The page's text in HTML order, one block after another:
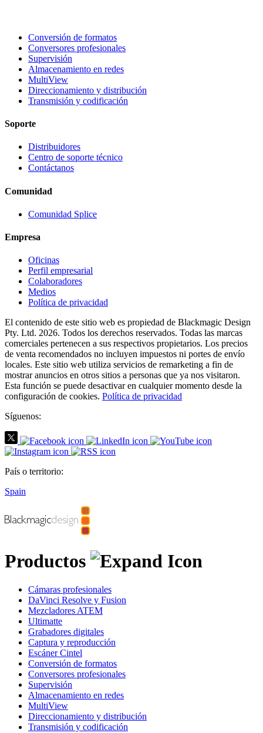
Conversión de formatos
Conversores profesionales
Supervisión
Almacenamiento en redes
MultiView
Direccionamiento y distribución
Transmisión y codificación
Soporte
Distribuidores
Centro de soporte técnico
Contáctanos
Comunidad
Comunidad Splice
Empresa
Oficinas
Perfil empresarial
Colaboradores
Medios
Política de privacidad
El contenido de este sitio web es propiedad de Blackmagic Design
Pty. Ltd. 2026. Todos los derechos reservados. Todas las marcas
comerciales pertenecen a sus respectivos propietarios. Los precios
de venta recomendados no incluyen impuestos ni portes de envío
locales. Este sitio web utiliza servicios de remarketing a fin de
mostrar anuncios en otros sitios a personas que ya nos visitaron.
Esta función se puede desactivar en cualquier momento desde la
configuración de cookies. Política de privacidad
Síguenos:
País o territorio:
Spain
Productos
Cámaras profesionales
DaVinci Resolve y Fusion
Mezcladores ATEM
Ultimatte
Grabadores digitales
Captura y reproducción
Escáner Cintel
Conversión de formatos
Conversores profesionales
Supervisión
Almacenamiento en redes
MultiView
Direccionamiento y distribución
Transmisión y codificación